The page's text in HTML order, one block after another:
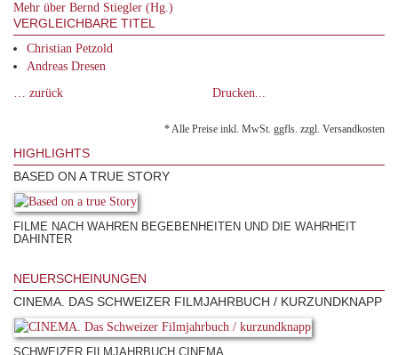
Mehr über Bernd Stiegler (Hg.)
VERGLEICHBARE TITEL
Christian Petzold
Andreas Dresen
… zurück
Drucken...
* Alle Preise inkl. MwSt. ggfls. zzgl. Versandkosten
HIGHLIGHTS
BASED ON A TRUE STORY
FILME NACH WAHREN BEGEBENHEITEN UND DIE WAHRHEIT
DAHINTER
NEUERSCHEINUNGEN
CINEMA. DAS SCHWEIZER FILMJAHRBUCH / KURZUNDKNAPP
SCHWEIZER FILMJAHRBUCH CINEMA